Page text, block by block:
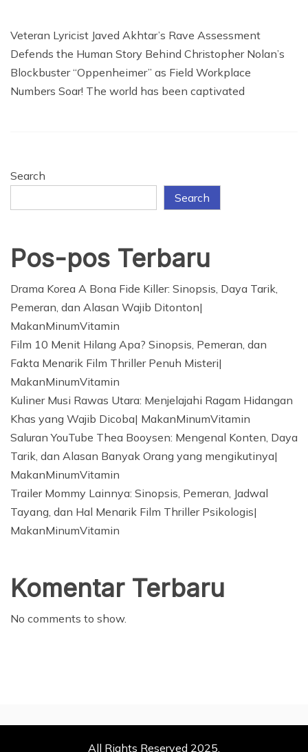
Veteran Lyricist Javed Akhtar’s Rave Assessment
Defends the Human Story Behind Christopher Nolan’s
Blockbuster “Oppenheimer” as Field Workplace
Numbers Soar! The world has been captivated
Search
Search
Pos-pos Terbaru
Drama Korea A Bona Fide Killer: Sinopsis, Daya Tarik,
Pemeran, dan Alasan Wajib Ditonton|
MakanMinumVitamin
Film 10 Menit Hilang Apa? Sinopsis, Pemeran, dan
Fakta Menarik Film Thriller Penuh Misteri|
MakanMinumVitamin
Kuliner Musi Rawas Utara: Menjelajahi Ragam Hidangan
Khas yang Wajib Dicoba| MakanMinumVitamin
Saluran YouTube Thea Booysen: Mengenal Konten, Daya
Tarik, dan Alasan Banyak Orang yang mengikutinya|
MakanMinumVitamin
Trailer Mommy Lainnya: Sinopsis, Pemeran, Jadwal
Tayang, dan Hal Menarik Film Thriller Psikologis|
MakanMinumVitamin
Komentar Terbaru
No comments to show.
All Rights Reserved 2025.